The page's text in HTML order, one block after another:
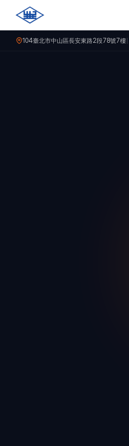
104臺北市中山區長安東路2段78號7樓|